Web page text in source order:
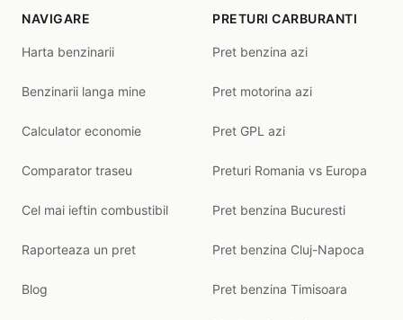
NAVIGARE
Harta benzinarii
Benzinarii langa mine
Calculator economie
Comparator traseu
Cel mai ieftin combustibil
Raporteaza un pret
Blog
PRETURI CARBURANTI
Pret benzina azi
Pret motorina azi
Pret GPL azi
Preturi Romania vs Europa
Pret benzina Bucuresti
Pret benzina Cluj-Napoca
Pret benzina Timisoara